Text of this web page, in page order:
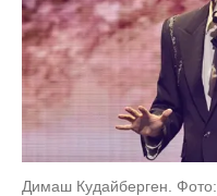
Димаш Кудайберген.